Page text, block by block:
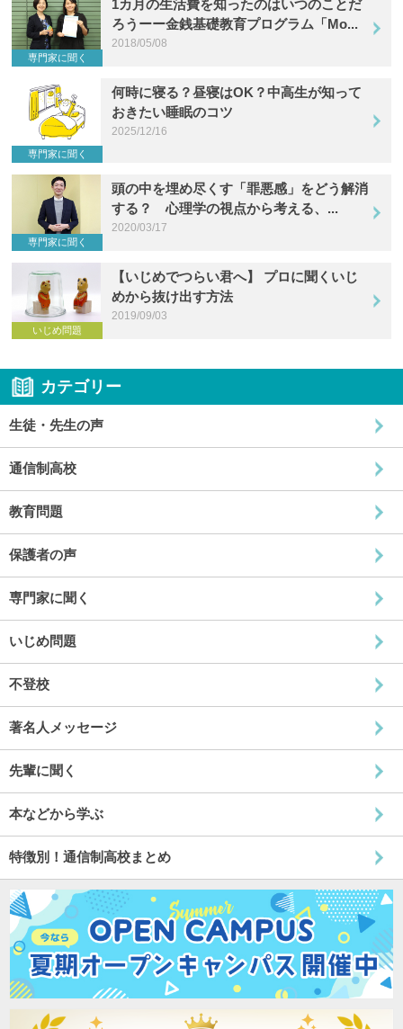
専門家に聞く
1カ月の生活費を知ったのはいつのことだ
ろうーー金銭基礎教育プログラム「Mo...
2018/05/08
専門家に聞く
何時に寝る？昼寝はOK？中高生が知って
おきたい睡眠のコツ
2025/12/16
専門家に聞く
頭の中を埋め尽くす「罪悪感」をどう解消
する？ 心理学の視点から考える、...
2020/03/17
いじめ問題
【いじめでつらい君へ】 プロに聞くいじ
めから抜け出す方法
2019/09/03
カテゴリー
生徒・先生の声
通信制高校
教育問題
保護者の声
専門家に聞く
いじめ問題
不登校
著名人メッセージ
先輩に聞く
本などから学ぶ
特徴別！通信制高校まとめ